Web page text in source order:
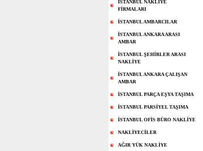
İSTANBUL NAKLİYE
FİRMALARI
İSTANBUL AMBARCILAR
İSTANBUL ANKARA ARASI
AMBAR
İSTANBUL ŞEHİRLER ARASI
NAKLİYE
İSTANBUL ANKARA ÇALIŞAN
AMBAR
İSTANBUL PARÇA EŞYA TAŞIMA
İSTANBUL PARSİYEL TAŞIMA
İSTANBUL OFİS BÜRO NAKLİYE
NAKLİYECİLER
AĞIR YÜK NAKLİYE